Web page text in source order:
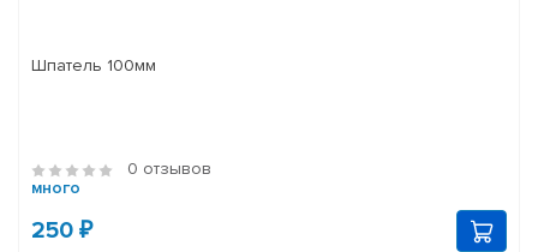
Шпатель 100мм
0 отзывов
много
250 ₽